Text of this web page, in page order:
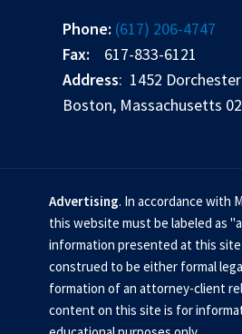
Phone: (617) 206-4747
Fax: 617-833-6121
Address: 1452
Boston, Massachusetts
Advertising. In accordance with
this website must be labeled as
information presented at this
construed to be either formal
formation of an attorney-client
content on this site is for